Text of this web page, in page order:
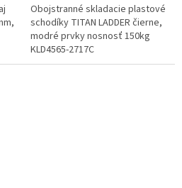
Obojstranné skladacie plastové
schodíky TITAN LADDER čierne,
modré prvky nosnosť 150kg
KLD4565-2717C